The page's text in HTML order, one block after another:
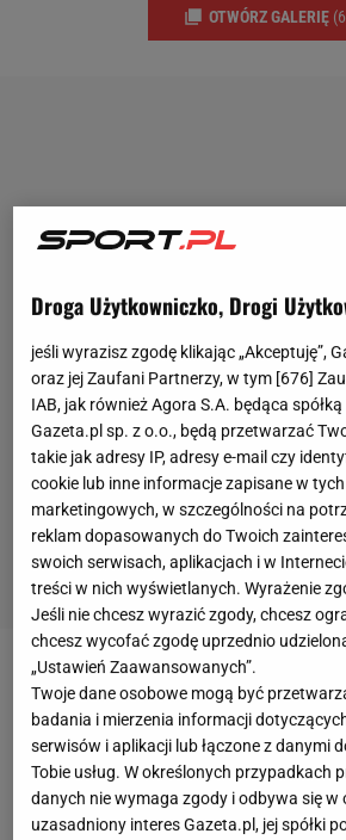
OTWÓRZ GALERIĘ
Była szósta minuta doliczonego
Dijk, najdroższy obrońca świata,
strzał zza pola karnego, ale
Holender nie trafił czysto w piłkę,
poprzeczki i to dwa razy, czym
Droga Użytkowniczko, Drogi
jeśli wyrazisz zgodę klikając „Akceptuję”,
oraz jej Zaufani Partnerzy, w tym [676]
IAB, jak również Agora S.A. będąca
Gazeta.pl sp. z o.o., będą przetwarzać
takie jak adresy IP, adresy e-mail czy
cookie lub inne informacje zapisane w
marketingowych, w szczególności na
reklam dopasowanych do Twoich
swoich serwisach, aplikacjach i w
treści w nich wyświetlanych. Wyrażenie
Jeśli nie chcesz wyrazić zgody, chcesz
chcesz wycofać zgodę uprzednio
„Ustawień Zaawansowanych”.
Twoje dane osobowe mogą być
badania i mierzenia informacji
serwisów i aplikacji lub łączone z danymi
Tobie usług. W określonych przypadkach
danych nie wymaga zgody i odbywa się w
uzasadniony interes Gazeta.pl, jej spółki